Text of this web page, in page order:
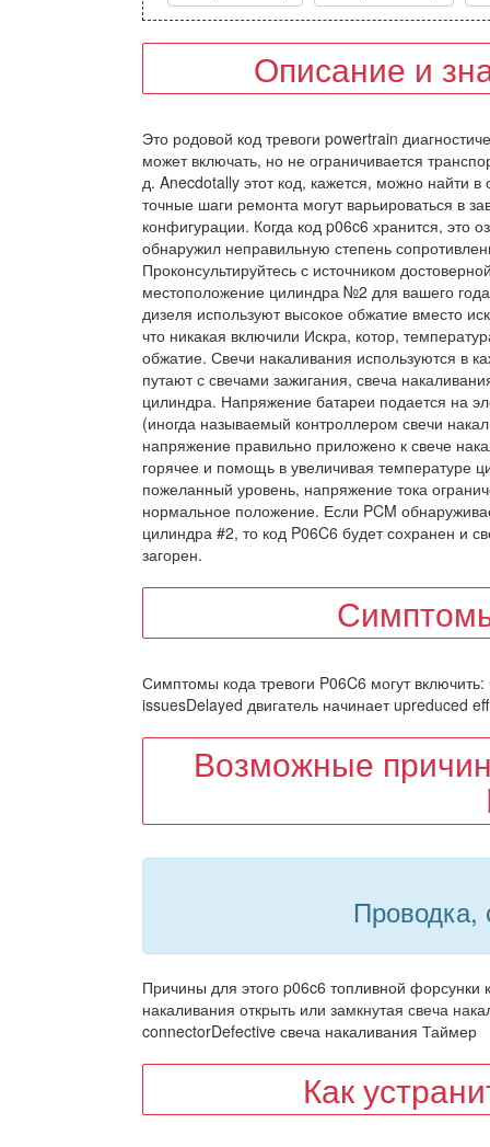
Описание и
Это родовой код тревоги powertrain
может включать, но не ограничивается
д. Anecdotally этот код, кажется, можно найти
точные шаги ремонта могут варьироваться в
конфигурации. Когда код p06c6 хранится, это
обнаружил неправильную степень
Проконсультируйтесь с источником
местоположение цилиндра №2 для вашего
дизеля используют высокое обжатие вместо
что никакая включили Искра, котор,
обжатие. Свечи накаливания используются в
путают с свечами зажигания, свеча
цилиндра. Напряжение батареи подается на
(иногда называемый контроллером свечи
напряжение правильно приложено к свече
горячее и помощь в увеличивая температуре
пожеланный уровень, напряжение тока
нормальное положение. Если PCM
цилиндра #2, то код P06C6 будет сохранен и
загорен.
Симптомы кода тревоги P06C6 могут
issuesDelayed двигатель начинает upreduced
Возможные
Проводка,
Причины для этого p06c6 топливной форсунки
накаливания открыть или замкнутая свеча
connectorDefective свеча накаливания Таймер
Как